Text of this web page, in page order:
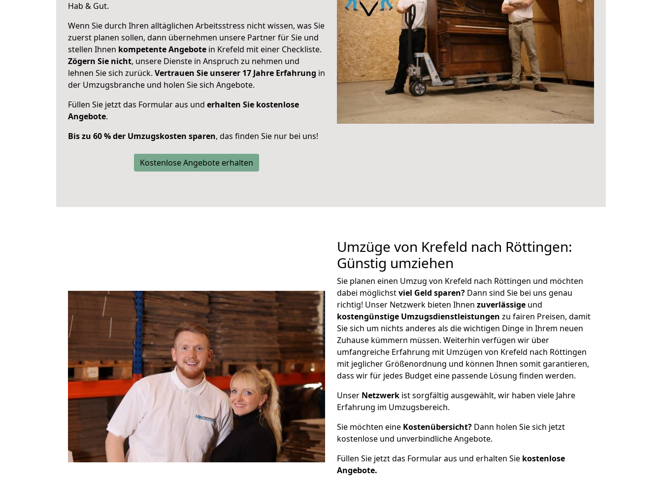
Hab & Gut.
Wenn Sie durch Ihren alltäglichen Arbeitsstress nicht wissen, was Sie
zuerst planen sollen, dann übernehmen unsere Partner für Sie und
stellen Ihnen kompetente Angebote in Krefeld mit einer Checkliste.
Zögern Sie nicht, unsere Dienste in Anspruch zu nehmen und
lehnen Sie sich zurück. Vertrauen Sie unserer 17 Jahre Erfahrung in
der Umzugsbranche und holen Sie sich Angebote.
Füllen Sie jetzt das Formular aus und erhalten Sie kostenlose
Angebote.
Bis zu 60 % der Umzugskosten sparen, das finden Sie nur bei uns!
Kostenlose Angebote erhalten
Umzüge von Krefeld nach Röttingen:
Günstig umziehen
Sie planen einen Umzug von Krefeld nach Röttingen und möchten
dabei möglichstviel Geld sparen? Dann sind Sie bei uns genau
richtig! Unser Netzwerk bieten Ihnen zuverlässige und
kostengünstige Umzugsdienstleistungen zu fairen Preisen, damit
Sie sich um nichts anderes als die wichtigen Dinge in Ihrem neuen
Zuhause kümmern müssen. Weiterhin verfügen wir über
umfangreiche Erfahrung mit Umzügen von Krefeld nach Röttingen
mit jeglicher Größenordnung und können Ihnen somit garantieren,
dass wir für jedes Budget eine passende Lösung finden werden.
Unser Netzwerk ist sorgfältig ausgewählt, wir haben viele Jahre
Erfahrung im Umzugsbereich.
Sie möchten eine Kostenübersicht? Dann holen Sie sich jetzt
kostenlose und unverbindliche Angebote.
Füllen Sie jetzt das Formular aus und erhalten Sie kostenlose
Angebote.